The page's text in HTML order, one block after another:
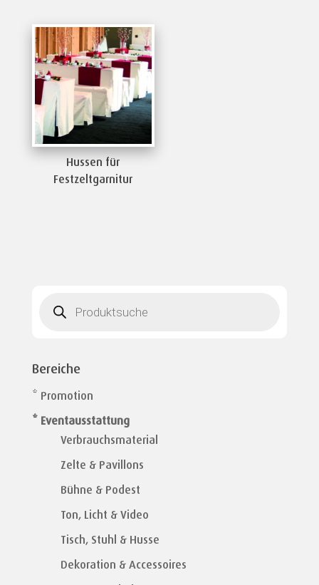
Hussen für
Festzeltgarnitur
search
Bereiche
* Promotion
* Eventausstattung
Verbrauchsmaterial
Zelte & Pavillons
Bühne & Podest
Ton, Licht & Video
Tisch, Stuhl & Husse
Dekoration & Accessoires